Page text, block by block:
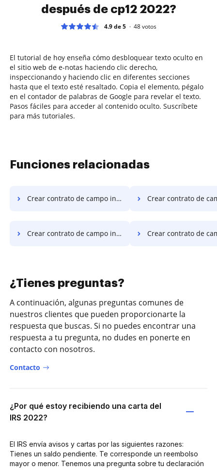
después de cp12 2022?
4.9 de 5 48votos
El tutorial de hoy enseña cómo desbloquear texto oculto en
el sitio web de e-notas haciendo clic derecho,
inspeccionando y haciendo clic en diferentes secciones
hasta que el texto esté resaltado. Copia el elemento, pégalo
en el contador de palabras de Google para revelar el texto.
Pasos fáciles para acceder al contenido oculto. Suscríbete
para más tutoriales.
Funciones relacionadas
Crear contrato de campo inteligente en Chromebook Crear contrato de campo
Crear contrato de campo inteligente en la computadora Crear contrato de campo inteligente
¿Tienes preguntas?
A continuación, algunas preguntas comunes de
nuestros clientes que pueden proporcionarte la
respuesta que buscas. Si no puedes encontrar una
respuesta a tu pregunta, no dudes en ponerte en
contacto con nosotros.
Contacto
¿Por qué estoy recibiendo una carta del
IRS 2022?
El IRS envía avisos y cartas por las siguientes razones:
Tienes un saldo pendiente. Te corresponde un reembolso
mayor o menor. Tenemos una pregunta sobre tu declaración